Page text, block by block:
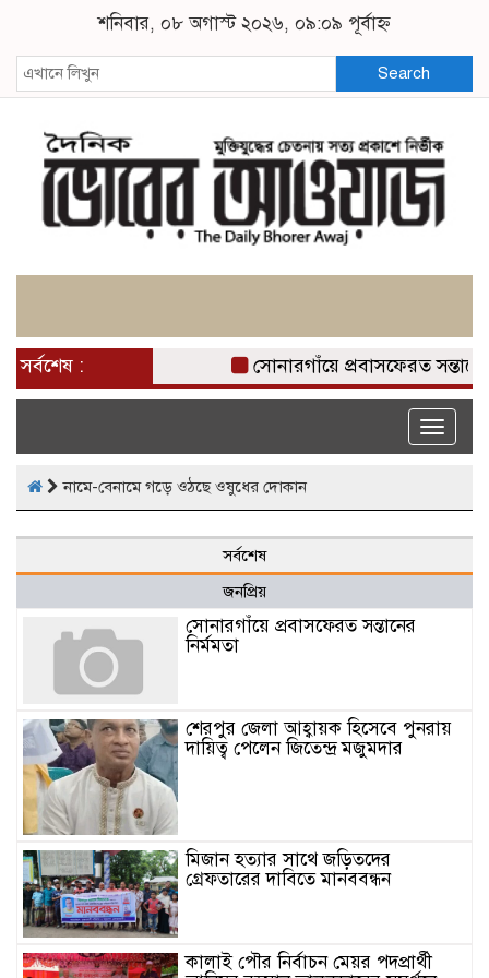
শনিবার, ০৮ অগাস্ট ২০২৬, ০৯:০৯ পূর্বাহ্ন
Search
সর্বশেষ : সোনারগাঁয়ে প্রবাসফেরত
Toggle
নামে-বেনামে গড়ে ওঠছে ওষুধের দোকান
সর্বশেষ
জনপ্রিয়
সোনারগাঁয়ে প্রবাসফেরত সন্তানের
নির্মমতা
শেরপুর জেলা আহ্বায়ক হিসেবে পুনরায়
দায়িত্ব পেলেন জিতেন্দ্র মজুমদার
মিজান হত্যার সাথে জড়িতদের
গ্রেফতারের দাবিতে মানববন্ধন
কালাই পৌর নির্বাচন মেয়র পদপ্রার্থী